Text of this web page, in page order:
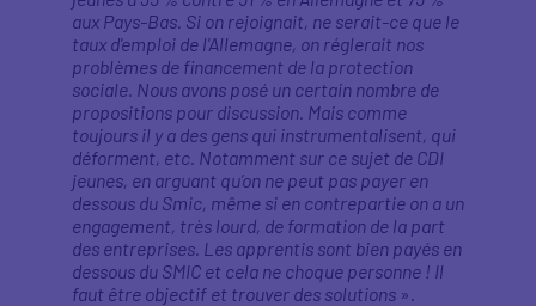
aux Pays-Bas. Si on rejoignait, ne serait-ce que le
taux d'emploi de l'Allemagne, on réglerait nos
problèmes de financement de la protection
sociale. Nous avons posé un certain nombre de
propositions pour discussion. Mais comme
toujours il y a des gens qui instrumentalisent, qui
déforment, etc. Notamment sur ce sujet de CDI
jeunes, en arguant qu’on ne peut pas payer en
dessous du Smic, même si en contrepartie on a un
engagement, très lourd, de formation de la part
des entreprises. Les apprentis sont bien payés en
dessous du SMIC et cela ne choque personne ! Il
faut être objectif et trouver des solutions ».